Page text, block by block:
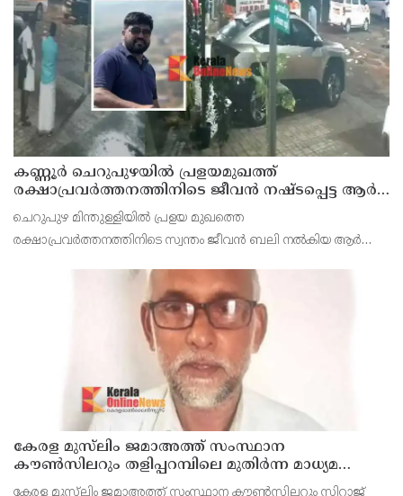
സ്വദേശിയായ വേൽമുരുകൻ (40) ആണ
കണ്ണൂർ ചെറുപുഴയിൽ പ്രളയമുഖത്ത്
രക്ഷാപ്രവർത്തനത്തിനിടെ ജീവൻ നഷ്ടപ്പെട്ട ആർ.
രാജേഷിൻ്റെ ഭൗതിക ശരീരത്തോട് അനാദരവ്
കാണിച്ചതായി ആരോപണം
ചെറുപുഴ മിന്തുള്ളിയിൽ പ്രളയ മുഖത്തെ
രക്ഷാപ്രവർത്തനത്തിനിടെ സ്വന്തം ജീവൻ ബലി നൽകിയ ആർ
മൃതദേഹം തിരുവനന്തപുരത്തെ
കേരള മുസ്‌ലിം ജമാഅത്ത് സംസ്ഥാന
കൗൺസിലറും തളിപ്പറമ്പിലെ മുതിർന്ന മാധ്യമ
പ്രവർത്തകനുമായ ബി എ അലി മൊഗ്രാൽ
കേരള മുസ്‌ലിം ജമാഅത്ത് സംസ്ഥാന കൗൺസിലറും സിറാജ്